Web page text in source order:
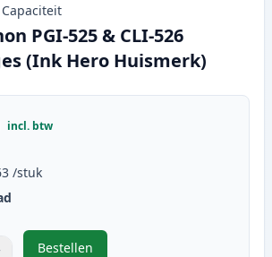
Capaciteit
PGI-525 & CLI-526
(Ink Hero Huismerk)
incl. btw
/stuk
Bestellen